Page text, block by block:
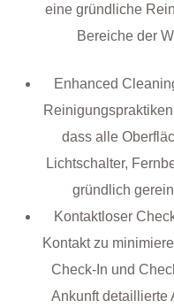
eine gründliche
Bereiche der
Enhanced
dass alle
Lichtschalter,
gründlich
Kontaktloser
Kontakt zu
Check-In und
Ankunft detaillierte